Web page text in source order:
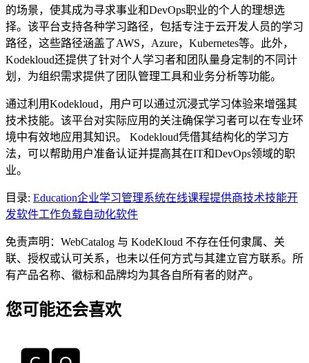
的场景，使其成为寻求事业和DevOps职业的个人的理想选
择。该平台支持各种学习路径，包括专注于云开发人员的学习
路径，这些路径涵盖了AWS，Azure，Kubernetes等。此外，
Kodekloud还提供了针对个人学习者和团队量身定制的不同计
划，为组织需求提供了团队管理工具和业务分析等功能。
通过利用Kodekloud，用户可以通过沉浸式学习体验来增强其
技术技能。该平台对实际应用的关注确保学习者可以在专业环
境中有效地应用其知识。 Kodekloud凭借其结构化的学习方
法，可以帮助用户准备认证并提高其在IT和DevOps领域的职
业。
目录: Education企业学习管理系统在线课程提供商技术技能开
发软件工作负载自动化软件
免责声明：WebCatalog 与 KodeKloud 不存在任何隶属、关
联、授权或认可关系，也未以任何方式与其建立官方联系。所
有产品名称、徽标和品牌均为其各自所有者的财产。
您可能还会喜欢